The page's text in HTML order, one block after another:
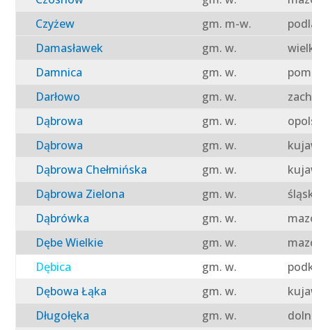
Czyżew
gm. m-w.
Damasławek
gm. w.
Damnica
gm. w.
Darłowo
gm. w.
Dąbrowa
gm. w.
Dąbrowa
gm. w.
Dąbrowa Chełmińska
gm. w.
Dąbrowa Zielona
gm. w.
Dąbrówka
gm. w.
Dębe Wielkie
gm. w.
Dębica
gm. w.
Dębowa Łąka
gm. w.
Długołęka
gm. w.